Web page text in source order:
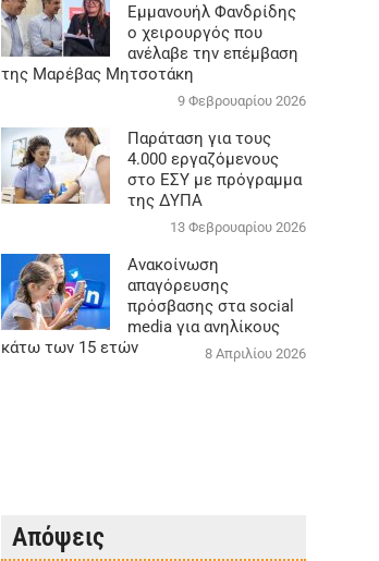
Εμμανουήλ Φανδρίδης
ο χειρουργός που
ανέλαβε την επέμβαση
της Μαρέβας Μητσοτάκη
9 Φεβρουαρίου 2026
Παράταση για τους
4.000 εργαζόμενους
στο ΕΣΥ με πρόγραμμα
της ΔΥΠΑ
13 Φεβρουαρίου 2026
Ανακοίνωση
απαγόρευσης
πρόσβασης στα social
media για ανηλίκους
κάτω των 15 ετών
8 Απριλίου 2026
Απόψεις